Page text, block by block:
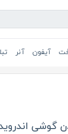
آیفون آنر